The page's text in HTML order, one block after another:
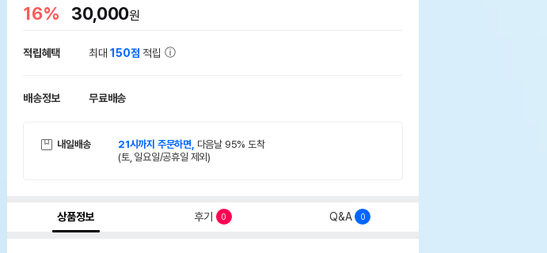
16% 30,000원
적립혜택 최대150점 적립
배송정보 무료배송
내일배송 21시까지 주문하면, 다음날 95% 도착
(토, 일요일/공휴일 제외)
상품정보 후기 0 Q&A 0